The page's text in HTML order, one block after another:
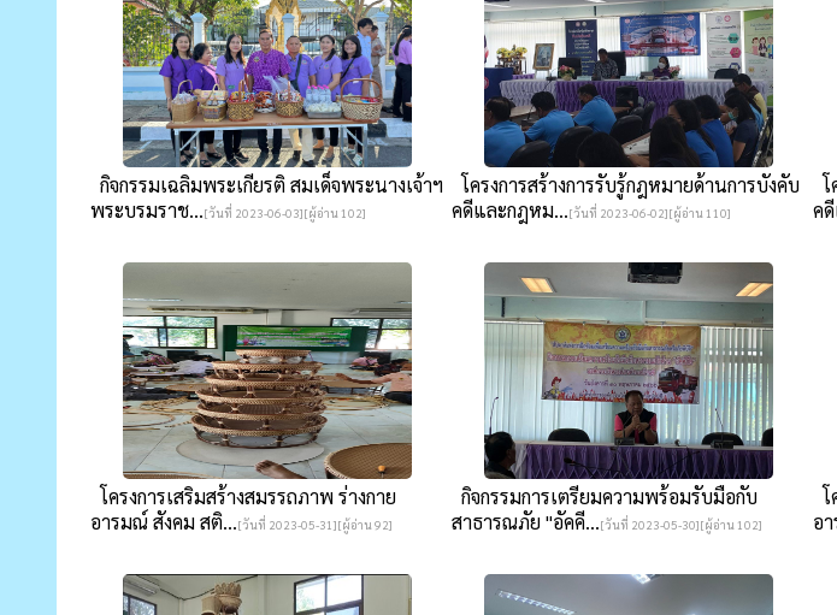
กิจกรรมเฉลิมพระเกียรติ สมเด็จพระนางเจ้าฯ
พระบรมราช...[วันที่ 2023-06-03][ผู้อ่าน 102]
โครงการสร้างการรับรู้กฎหมายด้านการบังคับ
คดีและกฎหม...[วันที่ 2023-06-02][ผู้อ่าน 110]
โ
ค
โครงการเสริมสร้างสมรรถภาพ ร่างกาย
อารมณ์ สังคม สติ...[วันที่ 2023-05-31][ผู้อ่าน 92]
กิจกรรมการเตรียมความพร้อมรับมือกับ
สาธารณภัย "อัคคี...[วันที่ 2023-05-30][ผู้อ่าน 102]
โ
อ